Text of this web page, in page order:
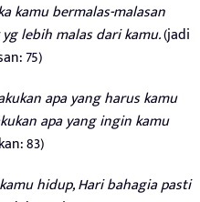
kamu bermalas-malasan
lebih malas dari kamu.(jadi
75)
apa yang harus kamu
apa yang ingin kamu
83)
hidup, Hari bahagia pasti